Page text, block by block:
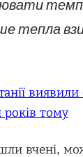
тепла
виявили
років тому
вчені,